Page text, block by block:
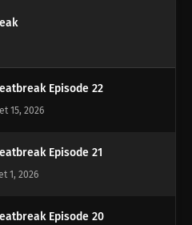
Episode 23
22, 2026
Episode 22
15, 2026
Episode 21
1, 2026
Episode 20